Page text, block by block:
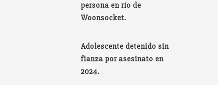
persona en río de
Woonsocket.
Adolescente detenido sin
fianza por asesinato en
2024.